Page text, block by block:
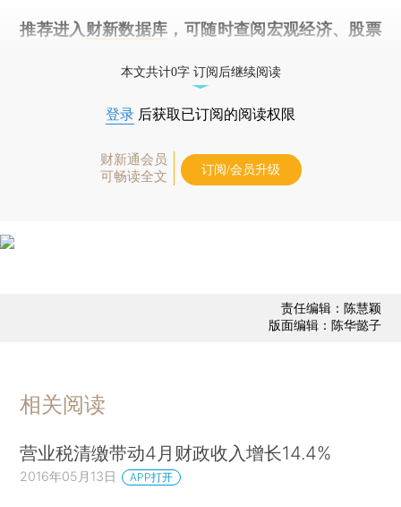
推荐进入 财新数据库 ，可随时查阅宏观经济、股票
本文共计0字 订阅后继续阅读
登录 后获取已订阅的阅读权限
财新通会员
可畅读全文
订阅/会员升级
责任编辑：陈慧颖
版面编辑：陈华懿子
相关阅读
营业税清缴带动4月财政收入增长14.4%
2016年05月13日 APP打开